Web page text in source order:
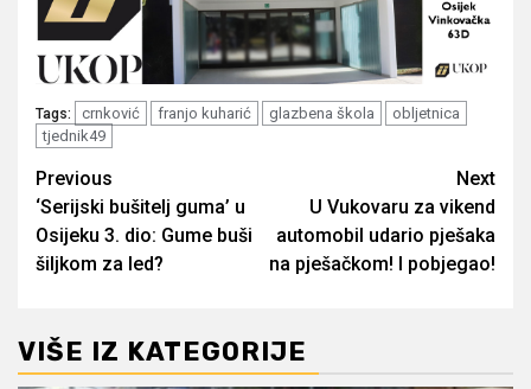
Tags: crnković franjo kuharić glazbena škola
obljetnica
tjednik49
Post
navigation
Previous
‘Serijski bušitelj guma’ u
Osijeku 3. dio: Gume buši
šiljkom za led?
Next
U Vukovaru za vikend
automobil udario pješaka
na pješačkom! I pobjegao!
VIŠE IZ KATEGORIJE